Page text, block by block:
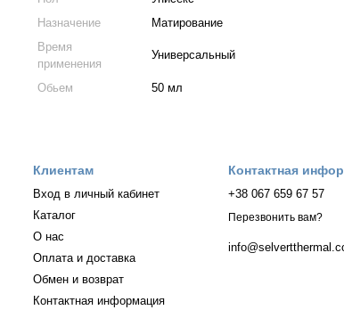
Назначение
Матирование
Время
применения
Универсальный
Обьем 50 мл
Клиентам
Вход в личный кабинет
Каталог
О нас
Оплата и доставка
Обмен и возврат
Контактная информация
Контактная
+38 067 659 67 57
Перезвонить вам?